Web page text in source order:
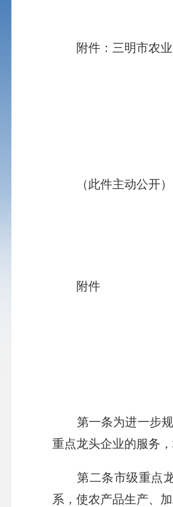
附件：三明市农
（此件主动公开）
附件
第一条为进一步
重点龙头企业的服务
第二条市级重点
系，使农产品生产、